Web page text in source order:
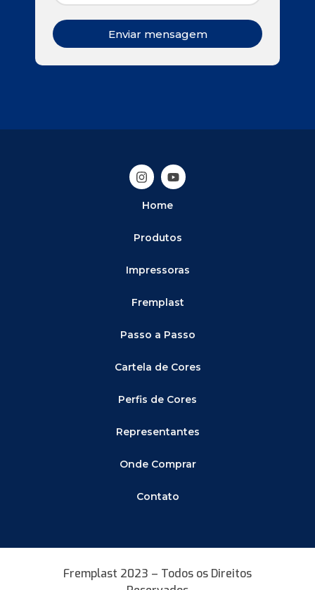
Enviar mensagem
Home
Produtos
Impressoras
Fremplast
Passo a Passo
Cartela de Cores
Perfis de Cores
Representantes
Onde Comprar
Contato
Fremplast 2023 – Todos os Direitos